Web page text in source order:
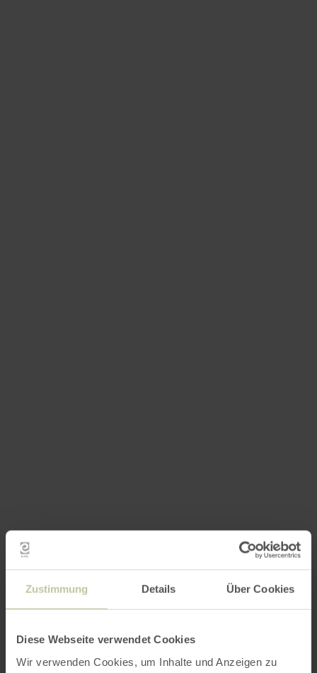
Zustimmung Details Über Cookies
Diese Webseite verwendet Cookies
Wir verwenden Cookies, um Inhalte und Anzeigen zu